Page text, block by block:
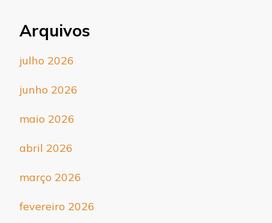
Arquivos
julho 2026
junho 2026
maio 2026
abril 2026
março 2026
fevereiro 2026